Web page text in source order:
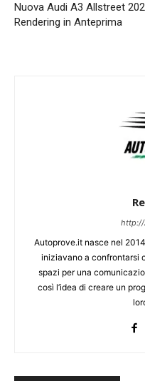
Nuova Audi A3 Allstreet
Rendering in Anteprima
http://
Autoprove.it nasce nel
iniziavano a confrontarsi
spazi per una
così l’idea di creare un